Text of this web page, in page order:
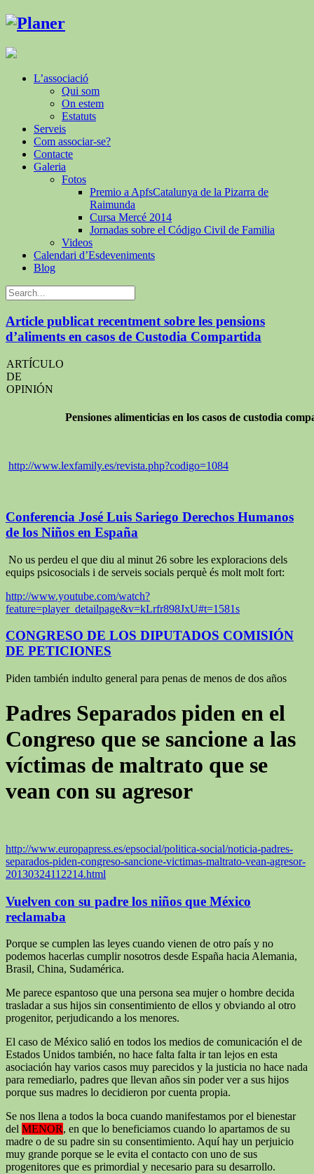
L’associació
Qui som
On estem
Estatuts
Serveis
Com associar-se?
Contacte
Galeria
Fotos
Premio a ApfsCatalunya de la Pizarra de
Raimunda
Cursa Mercé 2014
Jornadas sobre el Código Civil de Familia
Videos
Calendari d’Esdeveniments
Blog
Article publicat recentment sobre les pensions
d’aliments en casos de Custodia Compartida
ARTÍCULO
DE
OPINIÓN
Pensiones alimenticias en los casos de custodia
http://www.lexfamily.es/revista.php?codigo=1084
Conferencia José Luis Sariego Derechos Humanos
de los Niños en España
No us perdeu el que diu al minut 26 sobre les exploracions dels
equips psicosocials i de serveis socials perquè és molt molt fort:
http://www.youtube.com/watch?
feature=player_detailpage&v=kLrfr898JxU#t=1581s
CONGRESO DE LOS DIPUTADOS COMISIÓN
DE PETICIONES
Piden también indulto general para penas de menos de dos años
Padres Separados piden en el
Congreso que se sancione a las
víctimas de maltrato que se
vean con su agresor
http://www.europapress.es/epsocial/politica-social/noticia-padres-
separados-piden-congreso-sancione-victimas-maltrato-vean-agresor-
20130324112214.html
Vuelven con su padre los niños que México
reclamaba
Porque se cumplen las leyes cuando vienen de otro país y no
podemos hacerlas cumplir nosotros desde España hacia Alemania,
Brasil, China, Sudamérica.
Me parece espantoso que una persona sea mujer o hombre decida
trasladar a sus hijos sin consentimiento de ellos y obviando al otro
progenitor, perjudicando a los menores.
El caso de México salió en todos los medios de comunicación el de
Estados Unidos también, no hace falta falta ir tan lejos en esta
asociación hay varios casos muy parecidos y la justicia no hace nada
para remediarlo, padres que llevan años sin poder ver a sus hijos
porque sus madres lo decidieron por cuenta propia.
Se nos llena a todos la boca cuando manifestamos por el bienestar
del MENOR, en que lo beneficiamos cuando lo apartamos de su
madre o de su padre sin su consentimiento. Aquí hay un perjuicio
muy grande porque se le evita el contacto con uno de sus
progenitores que es primordial y necesario para su desarrollo.